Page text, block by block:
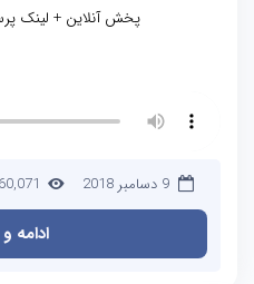
پخش آنلاین + لینک
9 دسامبر 2018 60,071 دانلود
ادامه